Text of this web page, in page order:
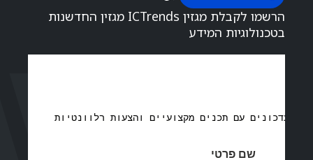
הרשמו לקבלת מגזין ICTrends מגזין החדשנות
בטכנולוגיות המידע